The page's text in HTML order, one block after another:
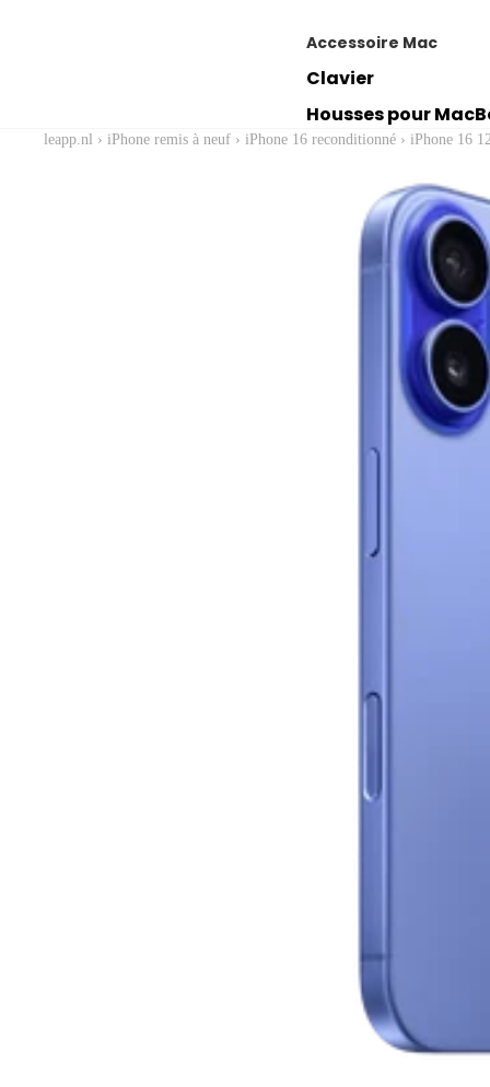
Accessoire Mac
Clavier
Housses pour
Vendez votre
Vendez votre iMac
Vendez vos
leapp.nl › iPhone remis à neuf › iPhone 16 reconditionné › iPhone 16